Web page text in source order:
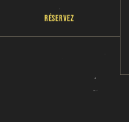
Réservez